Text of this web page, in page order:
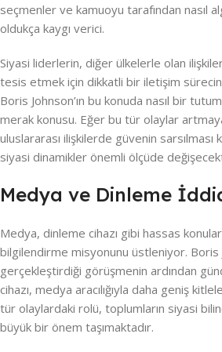
seçmenler ve kamuoyu tarafından nasıl
oldukça kaygı verici.
Siyasi liderlerin, diğer ülkelerle olan
tesis etmek için dikkatli bir iletişim
Boris Johnson’ın bu konuda nasıl bir
merak konusu. Eğer bu tür olaylar
uluslararası ilişkilerde güvenin sarsılması
siyasi dinamikler önemli ölçüde
Medya ve Dinleme
Medya, dinleme cihazı gibi hassas
bilgilendirme misyonunu üstleniyor. Boris
gerçekleştirdiği görüşmenin ardından
cihazı, medya aracılığıyla daha geniş
tür olaylardaki rolü, toplumların siyasi
büyük bir önem taşımaktadır.